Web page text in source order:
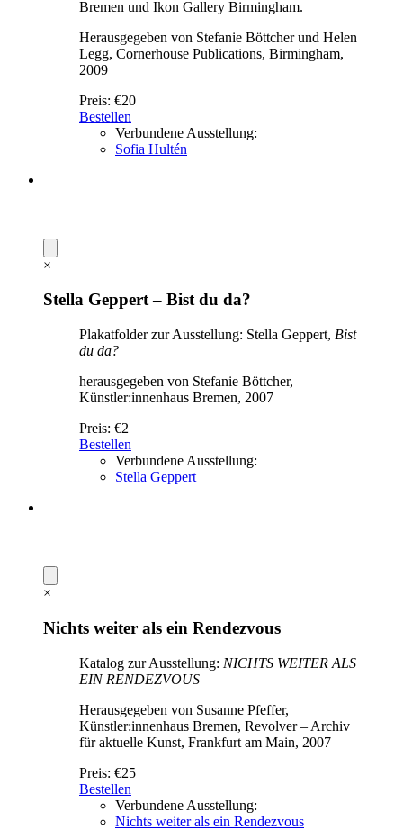
Bremen und Ikon Gallery Birmingham.
Herausgegeben von Stefanie Böttcher und Helen
Legg, Cornerhouse Publications, Birmingham,
2009
Preis: €20
Bestellen
Verbundene Ausstellung:
Sofia Hultén
×
Stella Geppert – Bist du da?
Plakatfolder zur Ausstellung: Stella Geppert, Bist
du da?
herausgegeben von Stefanie Böttcher,
Künstler:innenhaus Bremen, 2007
Preis: €2
Bestellen
Verbundene Ausstellung:
Stella Geppert
×
Nichts weiter als ein Rendezvous
Katalog zur Ausstellung: NICHTS WEITER ALS
EIN RENDEZVOUS
Herausgegeben von Susanne Pfeffer,
Künstler:innenhaus Bremen, Revolver – Archiv
für aktuelle Kunst, Frankfurt am Main, 2007
Preis: €25
Bestellen
Verbundene Ausstellung:
Nichts weiter als ein Rendezvous